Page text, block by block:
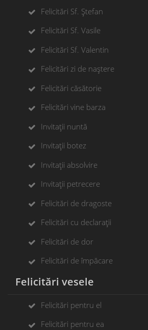
Felicitări Sf. Ștefan
Felicitări Sf. Vasile
Felicitări Sf. Valentin
Felicitări zi de naștere
Felicitări căsătorie
Felicitări vine barza
Invitații nuntă
Invitații botez
Invitații absolvire
Invitații petrecere
Felicitări de dragoste
Felicitări cu declarații
Felicitări de dor
Felicitări de împăcare
Felicitări vesele
Felicitări pentru el
Felicitări pentru ea